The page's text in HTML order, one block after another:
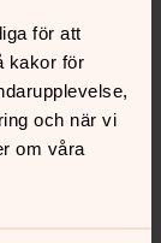
för att
kakor för
och när vi
om våra